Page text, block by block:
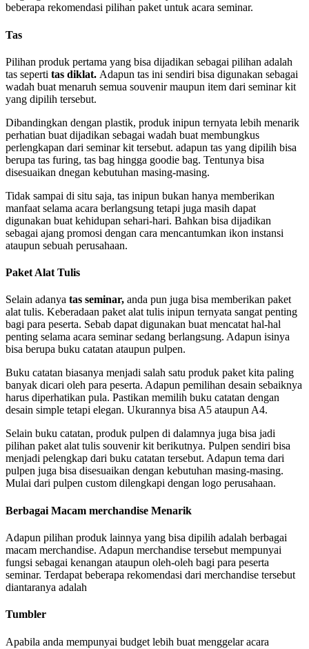
beberapa rekomendasi pilihan paket untuk acara seminar.
Tas
Pilihan produk pertama yang bisa dijadikan sebagai pilihan adalah
tas seperti tas diklat. Adapun tas ini sendiri bisa digunakan sebagai
wadah buat menaruh semua souvenir maupun item dari seminar kit
yang dipilih tersebut.
Dibandingkan dengan plastik, produk inipun ternyata lebih menarik
perhatian buat dijadikan sebagai wadah buat membungkus
perlengkapan dari seminar kit tersebut. adapun tas yang dipilih bisa
berupa tas furing, tas bag hingga goodie bag. Tentunya bisa
disesuaikan dnegan kebutuhan masing-masing.
Tidak sampai di situ saja, tas inipun bukan hanya memberikan
manfaat selama acara berlangsung tetapi juga masih dapat
digunakan buat kehidupan sehari-hari. Bahkan bisa dijadikan
sebagai ajang promosi dengan cara mencantumkan ikon instansi
ataupun sebuah perusahaan.
Paket Alat Tulis
Selain adanya tas seminar, anda pun juga bisa memberikan paket
alat tulis. Keberadaan paket alat tulis inipun ternyata sangat penting
bagi para peserta. Sebab dapat digunakan buat mencatat hal-hal
penting selama acara seminar sedang berlangsung. Adapun isinya
bisa berupa buku catatan ataupun pulpen.
Buku catatan biasanya menjadi salah satu produk paket kita paling
banyak dicari oleh para peserta. Adapun pemilihan desain sebaiknya
harus diperhatikan pula. Pastikan memilih buku catatan dengan
desain simple tetapi elegan. Ukurannya bisa A5 ataupun A4.
Selain buku catatan, produk pulpen di dalamnya juga bisa jadi
pilihan paket alat tulis souvenir kit berikutnya. Pulpen sendiri bisa
menjadi pelengkap dari buku catatan tersebut. Adapun tema dari
pulpen juga bisa disesuaikan dengan kebutuhan masing-masing.
Mulai dari pulpen custom dilengkapi dengan logo perusahaan.
Berbagai Macam merchandise Menarik
Adapun pilihan produk lainnya yang bisa dipilih adalah berbagai
macam merchandise. Adapun merchandise tersebut mempunyai
fungsi sebagai kenangan ataupun oleh-oleh bagi para peserta
seminar. Terdapat beberapa rekomendasi dari merchandise tersebut
diantaranya adalah
Tumbler
Apabila anda mempunyai budget lebih buat menggelar acara